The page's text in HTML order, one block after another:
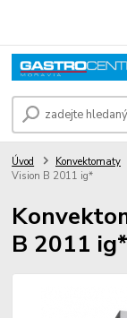
Úvod Konvektomaty
Vision B 2011 ig*
B 2011 ig*